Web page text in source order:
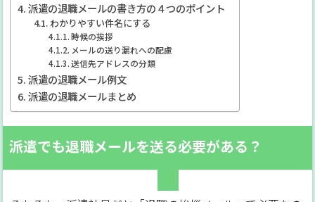
派遣の退職メールの書き方の４つのポイント
わかりやすい件名にする
時候の挨拶
メールの送り漏れへの配慮
送信先アドレスの分類
派遣の退職メール例文
派遣の退職メールまとめ
派遣でも退職メールを送る必要がある？